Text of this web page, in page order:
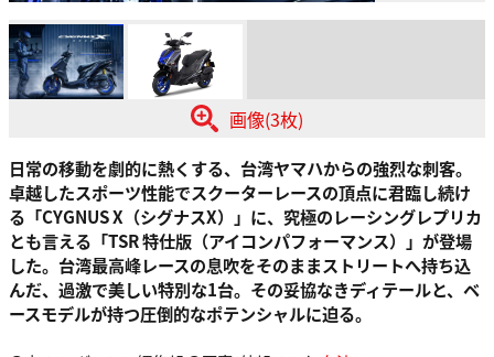
画像(3枚)
日常の移動を劇的に熱くする、台湾ヤマハからの強烈な刺客。
卓越したスポーツ性能でスクーターレースの頂点に君臨し続け
る「CYGNUS X（シグナスX）」に、究極のレーシングレプリカ
とも言える「TSR 特仕版（アイコンパフォーマンス）」が登場
した。台湾最高峰レースの息吹をそのままストリートへ持ち込
んだ、過激で美しい特別な1台。その妥協なきディテールと、ベ
ースモデルが持つ圧倒的なポテンシャルに迫る。